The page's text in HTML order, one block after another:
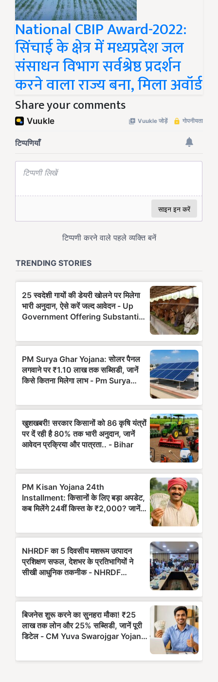
National CBIP Award-2022:
सिंचाई के क्षेत्र में मध्यप्रदेश जल
संसाधन विभाग सर्वश्रेष्ठ प्रदर्शन
करने वाला राज्य बना, मिला अवॉर्ड
Share your comments